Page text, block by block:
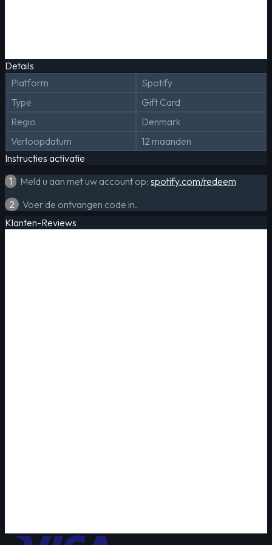
Details
Platform
Spotify
Type
Gift Card
Regio
Denmark
Verloopdatum
12 maanden
Instructies activatie
1
Meld u aan met uw account op: spotify.com/redeem
2
Voer de ontvangen code in.
Klanten-Reviews